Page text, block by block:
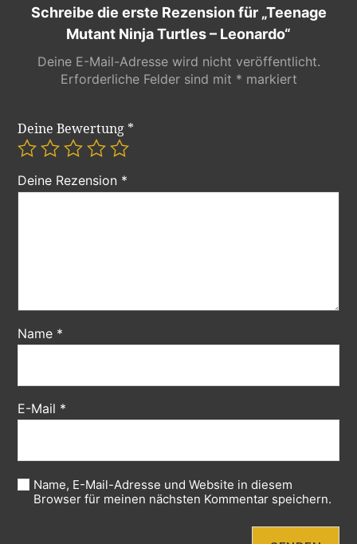
Schreibe die erste Rezension für „Teenage
Mutant Ninja Turtles – Leonardo“
Deine E-Mail-Adresse wird nicht veröffentlicht.
Erforderliche Felder sind mit * markiert
Deine Bewertung *
Deine Rezension *
Name *
E-Mail *
Name, E-Mail-Adresse und Website in diesem
Browser für meinen nächsten Kommentar speichern.